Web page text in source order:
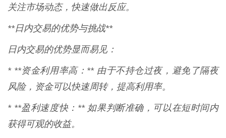
关注市场动态，快速做出反应。
**日内交易的优势与挑战**
日内交易的优势显而易见：
* **资金利用率高：** 由于不持仓过夜，避免了隔夜
风险，资金可以快速周转，提高利用率。
* **盈利速度快：** 如果判断准确，可以在短时间内
获得可观的收益。